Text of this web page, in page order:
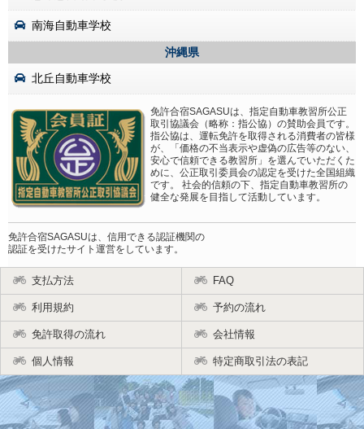
南海自動車学校
沖縄県
北丘自動車学校
免許合宿SAGASUは、指定自動車教習所公正
取引協議会（略称：指公協）の賛助会員です。
指公協は、運転免許を取得される消費者の皆様
が、「価格の不当表示や虚偽の広告等のない、
安心で信頼できる教習所」を選んでいただくた
めに、公正取引委員会の認定を受けた全国組織
です。 社会的信頼の下、指定自動車教習所の
健全な発展を目指して活動しています。
免許合宿SAGASUは、信用できる認証機関の
認証を受けたサイト運営をしています。
支払方法 FAQ
利用規約 予約の流れ
免許取得の流れ 会社情報
個人情報 特定商取引法の表記